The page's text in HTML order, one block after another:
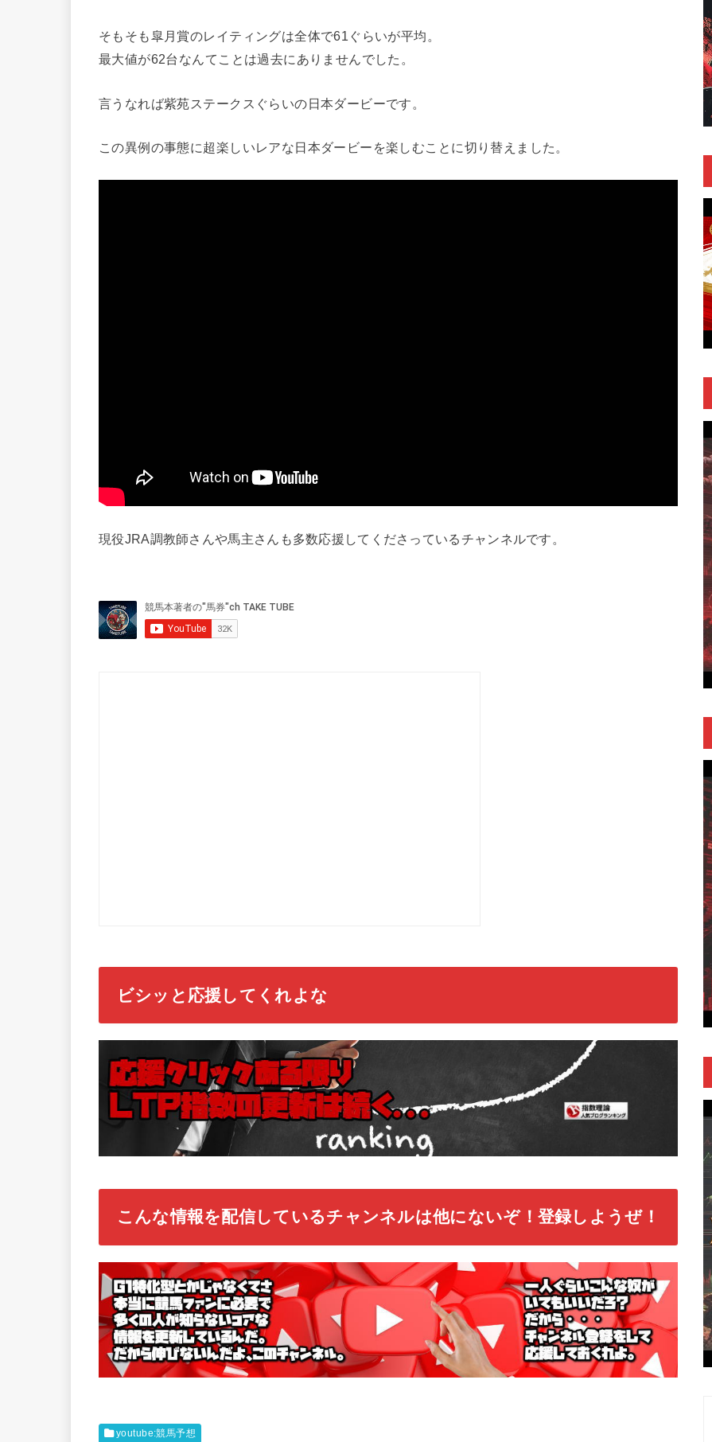
そもそも皐月賞のレイティングは全体で61ぐらいが平均。
最大値が62台なんてことは過去にありませんでした。
言うなれば紫苑ステークスぐらいの日本ダービーです。
この異例の事態に超楽しいレアな日本ダービーを楽しむことに切り替えました。
現役JRA調教師さんや馬主さんも多数応援してくださっているチャンネルです。
ビシッと応援してくれよな
こんな情報を配信しているチャンネルは他にないぞ！登録しようぜ！
youtube:競馬予想